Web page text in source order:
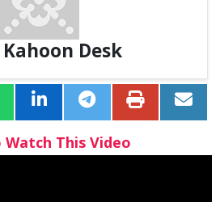
Kahoon Desk
Watch This Video